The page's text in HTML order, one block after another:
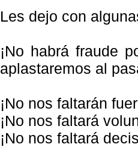
Les dejo con
¡No habrá fraude
aplastaremos al
¡No nos faltarán
¡No nos faltará
¡No nos faltará